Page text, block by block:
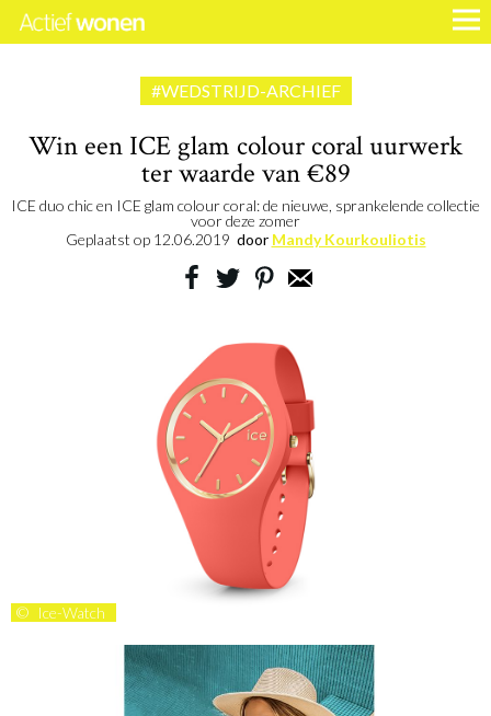
#WEDSTRIJD-ARCHIEF
Win een ICE glam colour coral uurwerk
ter waarde van €89
ICE duo chic en ICE glam colour coral: de nieuwe, sprankelende collectie
voor deze zomer
Geplaatst op 12.06.2019 door Mandy Kourkouliotis
© Ice-Watch